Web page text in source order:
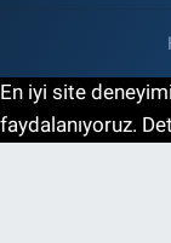
En iyi site
faydalanıyoruz.